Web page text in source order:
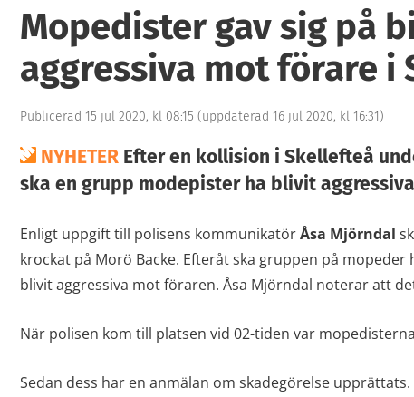
Mopedister gav sig på
aggressiva mot förare i
Publicerad 15 jul 2020, kl 08:15 (uppdaterad 16 jul 2020, kl 16:31)
NYHETEREfter en kollision i Skellefteå
ska en grupp modepister ha blivit
Enligt uppgift till polisens kommunikatörÅsa Mjörndal
krockat på Morö Backe. Efteråt ska gruppen på mopeder
blivit aggressiva mot föraren. Åsa Mjörndal noterar att
När polisen kom till platsen vid 02-tiden var
Sedan dess har en anmälan om skadegörelse